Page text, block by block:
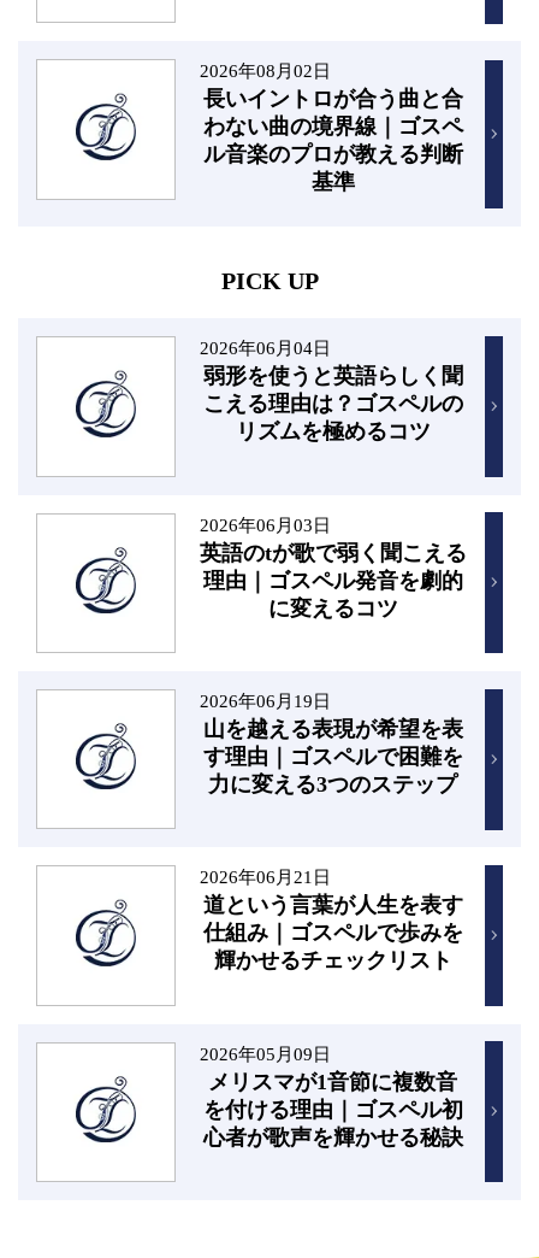
2026年08月02日
長いイントロが合う曲と合
わない曲の境界線｜ゴスペ
ル音楽のプロが教える判断
基準
PICK UP
2026年06月04日
弱形を使うと英語らしく聞
こえる理由は？ゴスペルの
リズムを極めるコツ
2026年06月03日
英語のtが歌で弱く聞こえる
理由｜ゴスペル発音を劇的
に変えるコツ
2026年06月19日
山を越える表現が希望を表
す理由｜ゴスペルで困難を
力に変える3つのステップ
2026年06月21日
道という言葉が人生を表す
仕組み｜ゴスペルで歩みを
輝かせるチェックリスト
2026年05月09日
メリスマが1音節に複数音
を付ける理由｜ゴスペル初
心者が歌声を輝かせる秘訣